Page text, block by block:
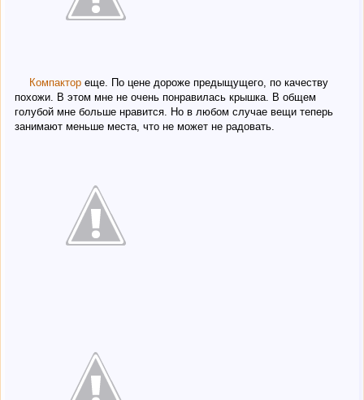
Компактор еще. По цене дороже предыщущего, по качеству
похожи. В этом мне не очень понравилась крышка. В общем
голубой мне больше нравится. Но в любом случае вещи теперь
занимают меньше места, что не может не радовать.